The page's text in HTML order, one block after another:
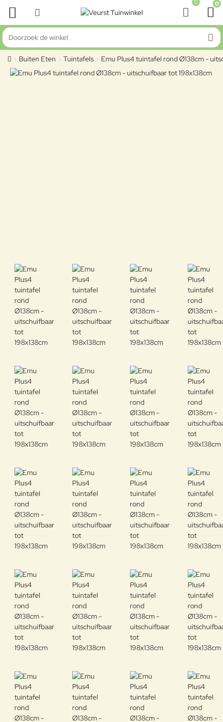
0 0
Doorzoek de winkel
home
Buiten Eten Tuintafels Emu Plus4 tuintafel rond Ø138cm -